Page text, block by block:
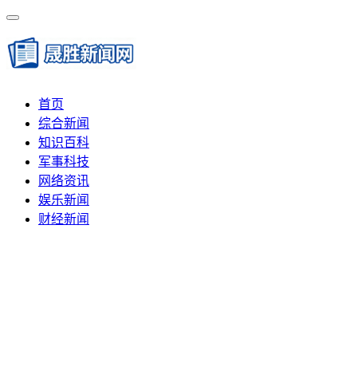
首页
综合新闻
知识百科
军事科技
网络资讯
娱乐新闻
财经新闻